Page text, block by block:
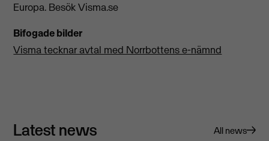
Europa. Besök Visma.se
Bifogade bilder
Visma tecknar avtal med Norrbottens e-nämnd
Latest news All news